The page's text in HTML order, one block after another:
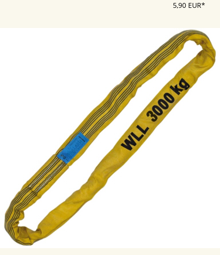
5,90 EUR*